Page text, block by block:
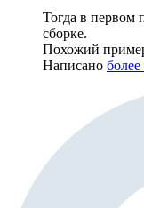
Тогда в первом
сборке.
Похожий
Написано более